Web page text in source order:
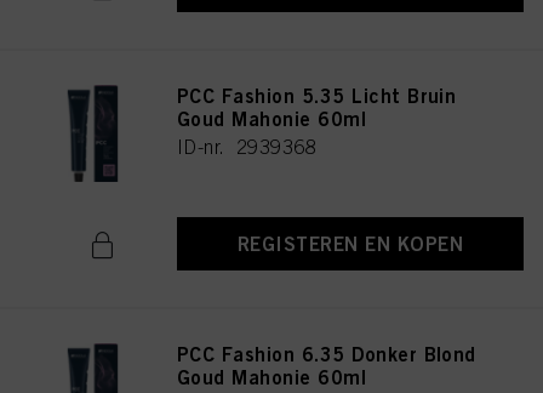
PCC Fashion 5.35 Licht Bruin
Goud Mahonie 60ml
ID-nr. 2939368
REGISTEREN EN KOPEN
PCC Fashion 6.35 Donker Blond
Goud Mahonie 60ml